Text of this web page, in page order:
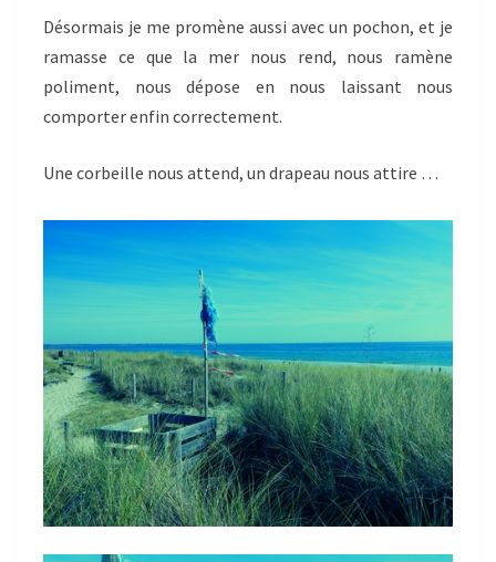
Désormais je me promène aussi avec un pochon, et je
ramasse ce que la mer nous rend, nous ramène
poliment, nous dépose en nous laissant nous
comporter enfin correctement.
Une corbeille nous attend, un drapeau nous attire …